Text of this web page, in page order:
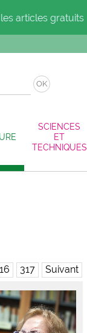
articles gratuits
OK
SCIENCES
ET
TECHNIQUES
317 Suivant